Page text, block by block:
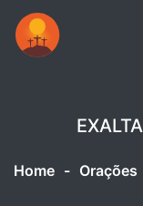
Home - Orações